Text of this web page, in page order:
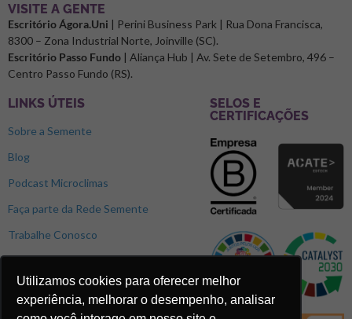
Utilizamos cookies para oferecer melhor
experiência, melhorar o desempenho, analisar
⁠VISITE A GENTE
Escritório Ágora.Uni | Perini Business Park | Rua Dona Francisca,
8300 – Zona Industrial Norte, Joinville (SC).
Escritório Passo Fundo | Aliança Hub | Av. Sete de Setembro, 496 –
Centro Passo Fundo (RS).
LINKS ÚTEIS
Sobre a Semente
Blog
Podcast Microclimas
Faça parte da Rede Semente
Trabalhe Conosco
SELOS E
CERTIFICAÇÕES